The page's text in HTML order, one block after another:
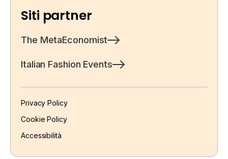
Siti partner
The MetaEconomist
Italian Fashion Events
Privacy Policy
Cookie Policy
Accessibilità